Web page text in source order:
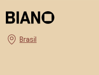
Escolha o país